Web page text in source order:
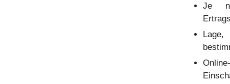
Je
Lage,